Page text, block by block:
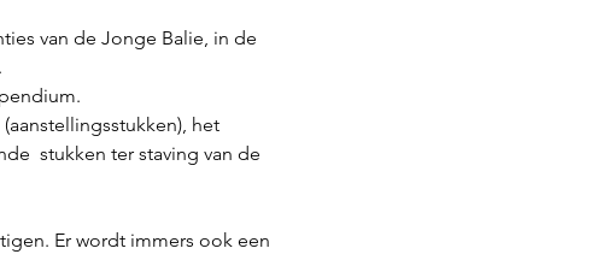
van de Jonge Balie, in de
het
stukken ter staving van de
Er wordt immers ook een